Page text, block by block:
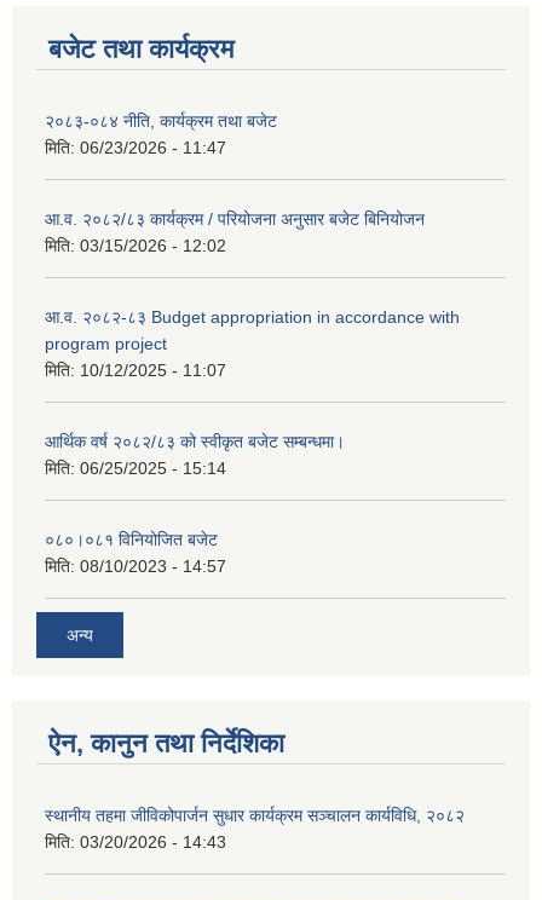
बजेट तथा कार्यक्रम
२०८३-०८४ नीति, कार्यक्रम तथा बजेट
मिति: 06/23/2026 - 11:47
आ.व. २०८२/८३ कार्यक्रम / परियोजना अनुसार बजेट बिनियोजन
मिति: 03/15/2026 - 12:02
आ.व. २०८२-८३ Budget appropriation in accordance with
program project
मिति: 10/12/2025 - 11:07
आर्थिक वर्ष २०८२/८३ को स्वीकृत बजेट सम्बन्धमा।
मिति: 06/25/2025 - 15:14
०८०।०८१ विनियोजित बजेट
मिति: 08/10/2023 - 14:57
अन्य
ऐन, कानुन तथा निर्देशिका
स्थानीय तहमा जीविकोपार्जन सुधार कार्यक्रम सञ्चालन कार्यविधि, २०८२
मिति: 03/20/2026 - 14:43